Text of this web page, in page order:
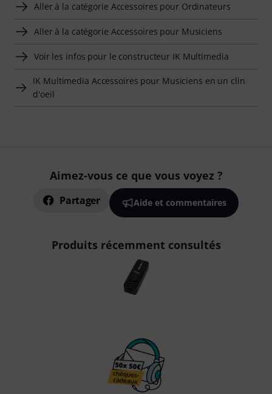
Aller à la catégorie Accessoires pour Ordinateurs
Aller à la catégorie Accessoires pour Musiciens
Voir les infos pour le constructeur IK Multimedia
IK Multimedia Accessoires pour Musiciens en un clin
d'oeil
Aimez-vous ce que vous voyez ?
Partager Aide et commentaires
Produits récemment consultés